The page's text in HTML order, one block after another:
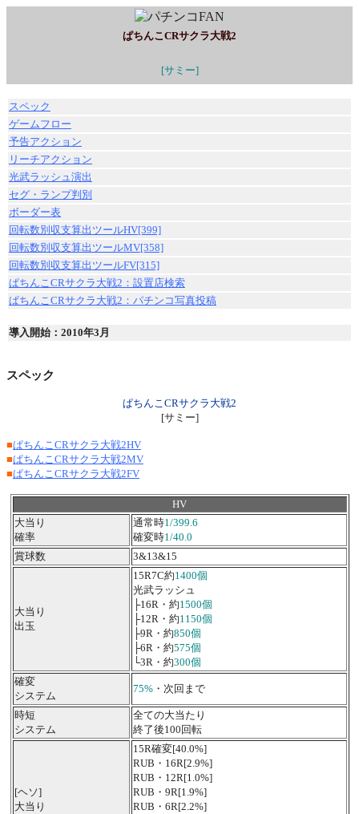
ぱちんこCRサクラ大戦2
[サミー]
スペック
ゲームフロー
予告アクション
リーチアクション
光武ラッシュ演出
セグ・ランプ判別
ボーダー表
回転数別収支算出ツールHV[399]
回転数別収支算出ツールMV[358]
回転数別収支算出ツールFV[315]
ぱちんこCRサクラ大戦2：設置店検索
ぱちんこCRサクラ大戦2：パチンコ写真投稿
導入開始 ：2010年3月
スペック
ぱちんこCRサクラ大戦2
[サミー]
■ぱちんこCRサクラ大戦2HV
■ぱちんこCRサクラ大戦2MV
■ぱちんこCRサクラ大戦2FV
HV
大当り
確率
通常時1/399.6
確変時1/40.0
賞球数
3&13&15
大当り
出玉
15R7C約1400個
光武ラッシュ
├16R・約1500個
├12R・約1150個
├9R・約850個
├6R・約575個
└3R・約300個
確変
システム
75%・次回まで
時短
システム
全ての大当たり
終了後100回転
[ヘソ]
大当り
15R確変[40.0%]
RUB・16R[2.9%]
RUB・12R[1.0%]
RUB・9R[1.9%]
RUB・6R[2.2%]